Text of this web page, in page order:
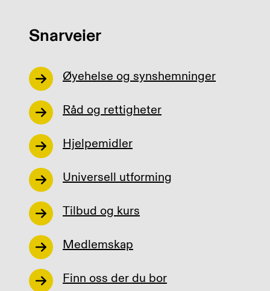
Snarveier
Øyehelse og synshemninger
Råd og rettigheter
Hjelpemidler
Universell utforming
Tilbud og kurs
Medlemskap
Finn oss der du bor